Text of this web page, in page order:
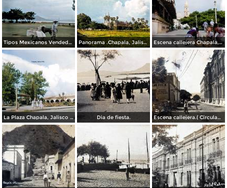
Tipos Mexicanos Vendedor de dulces Chapala, Jalisco 1961. Panorama .Chapala, Jalisco 1961. Escena callejera Chapala, Jalisco 1961..
La Plaza Chapala, Jalisco 1961. Dia de fiesta. Escena callejera.( Circulada el 3 de Marzo de 1909 ).